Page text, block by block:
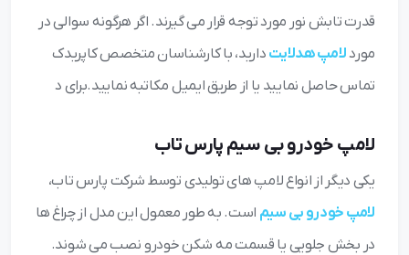
قدرت تابش نور مورد توجه قرار می گیرند. اگر هرگونه سوالی در
مورد لامپ هدلایت دارید، با کارشناسان متخصص کاپریدک
تماس حاصل نمایید یا از طریق ایمیل مکاتبه نمایید.برای د
لامپ خودرو بی سیم پارس تاب
یکی دیگر از انواع لامپ های تولیدی توسط شرکت پارس تاب،
لامپ خودرو بی سیم است. به طور معمول این مدل از چراغ ها
در بخش جلویی یا قسمت مه شکن خودرو نصب می شوند.